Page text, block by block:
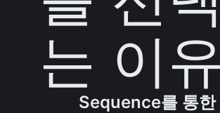
는 이유
Sequence를 통한